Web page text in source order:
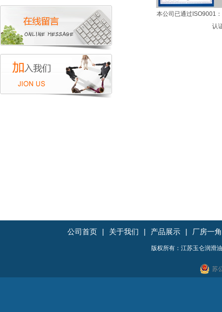
本公司已通过ISO9001
认
公司首页 | 关于我们 | 产品展示 | 厂房一角
版权所有：江苏玉仑润滑
苏